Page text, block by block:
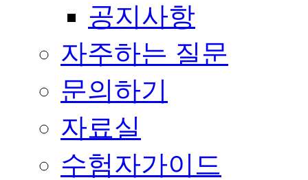
공지사항
자주하는 질문
문의하기
자료실
수험자가이드